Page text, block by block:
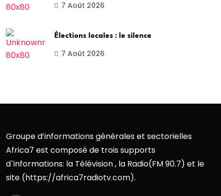
7 Août 2026
Élections locales : le silence
7 Août 2026
Groupe d’informations générales et sectorielles
Africa7 est composé de trois supports
d`informations: la Télévision , la Radio(FM 90.7) et le
site (https://africa7radiotv.com).